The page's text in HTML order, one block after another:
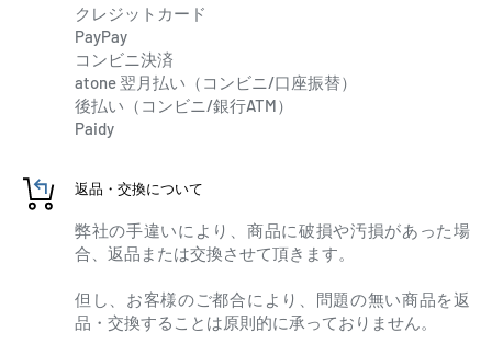
クレジットカード
PayPay
コンビニ決済
atone 翌月払い（コンビニ/口座振替）
後払い（コンビニ/銀行ATM）
Paidy
返品・交換について
弊社の手違いにより、商品に破損や汚損があった場
合、返品または交換させて頂きます。
但し、お客様のご都合により、問題の無い商品を返
品・交換することは原則的に承っておりません。